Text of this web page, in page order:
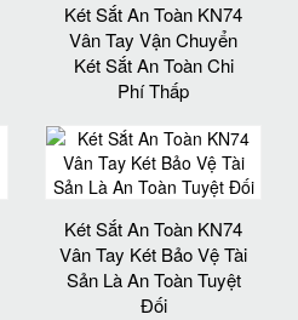
Két Sắt An Toàn KN74
Vân Tay Vận Chuyển
Két Sắt An Toàn Chi
Phí Thấp
Két Sắt An Toàn KN74
Vân Tay Két Bảo Vệ Tài
Sản Là An Toàn Tuyệt
Đối